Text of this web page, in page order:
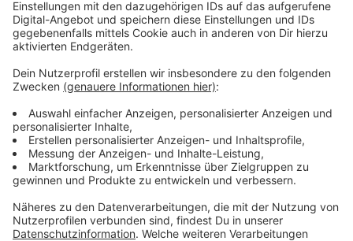
Anzeige
Vorstellen brauchen wir ihn euch nicht. Seit 2003
treibt Jürgen Bangert nun als "Elvis Eifel" seine Späße
am Telefon mit seinen Hörerinnen und Hörern im Radio.
Aber selbst seine 'Opfer' müssen am Ende mit lachen -
wenn auch nicht immer. Und weil ihr nicht genug von
ihm bekommen könnt, ist Elvis nun unter die Podcaster
gegangen. Somit steht euch Elvis rund um die Uhr zur
Verfügung. Hier bekommt Ihr außerdem den
"Directors-Cut" - die Original-Telefonate in längerer